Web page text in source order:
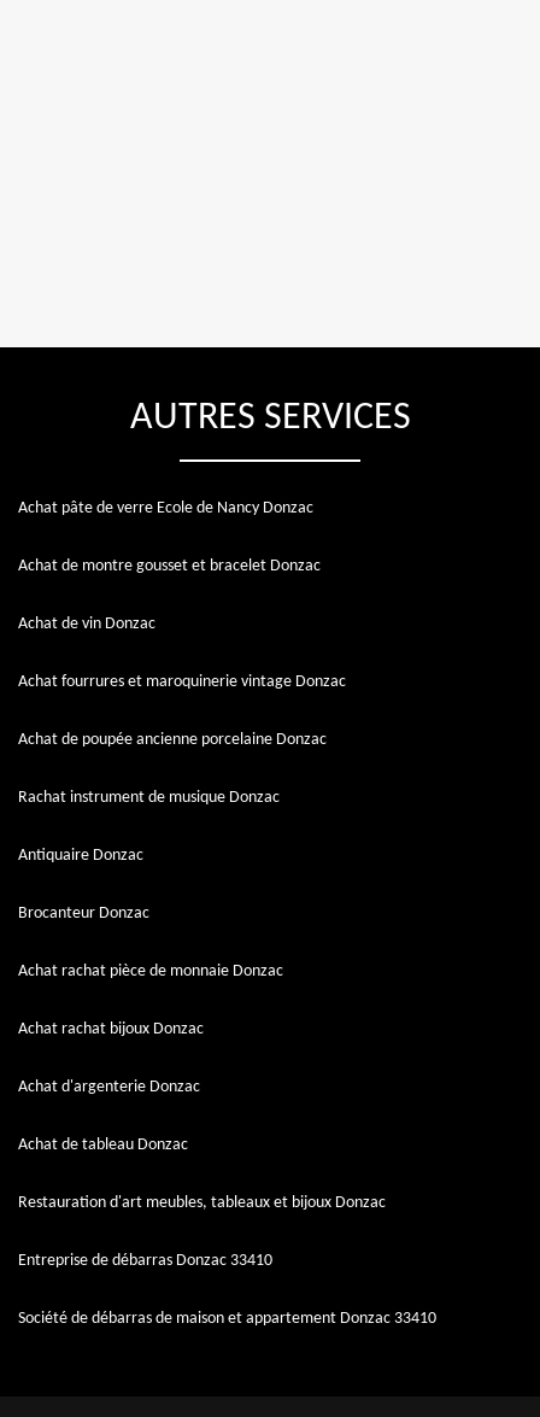
AUTRES SERVICES
Achat pâte de verre Ecole de Nancy Donzac
Achat de montre gousset et bracelet Donzac
Achat de vin Donzac
Achat fourrures et maroquinerie vintage Donzac
Achat de poupée ancienne porcelaine Donzac
Rachat instrument de musique Donzac
Antiquaire Donzac
Brocanteur Donzac
Achat rachat pièce de monnaie Donzac
Achat rachat bijoux Donzac
Achat d'argenterie Donzac
Achat de tableau Donzac
Restauration d'art meubles, tableaux et bijoux Donzac
Entreprise de débarras Donzac 33410
Société de débarras de maison et appartement Donzac 33410